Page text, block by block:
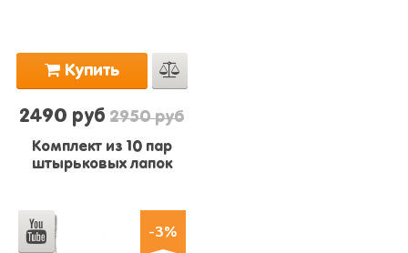
Купить
2490 руб 2950 руб
Комплект из 10 пар
штырьковых лапок
-3%